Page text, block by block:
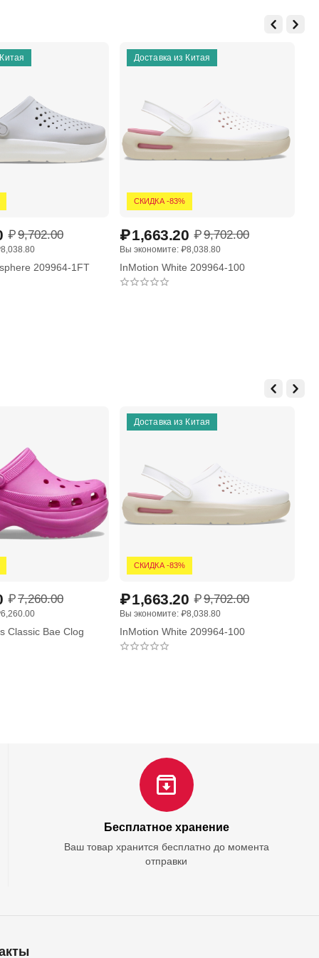
₽9,702.00
8,038.80
209964-1FT
СКИДКА -83%
Доставка из Китая
₽9,702.00
₽1,663.20
Вы экономите: ₽8,038.80
InMotion White 209964-100
₽7,260.00
6,260.00
Classic Bae Clog
СКИДКА -83%
Доставка из Китая
₽9,702.00
₽1,663.20
Вы экономите: ₽8,038.80
InMotion White 209964-100
Бесплатное хранение
Ваш товар хранится бесплатно до момента
отправки